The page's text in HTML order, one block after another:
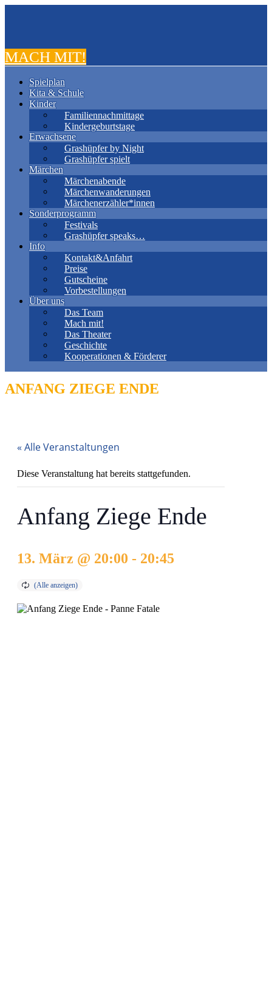
MACH MIT!
Spielplan
Kita & Schule
Kinder
Familiennachmittage
Kindergeburtstage
Erwachsene
Grashüpfer by Night
Grashüpfer spielt
Märchen
Märchenabende
Märchenwanderungen
Märchenerzähler*innen
Sonderprogramm
Festivals
Grashüpfer speaks…
Info
Kontakt&Anfahrt
Preise
Gutscheine
Vorbestellungen
Über uns
Das Team
Mach mit!
Das Theater
Geschichte
Kooperationen & Förderer
ANFANG ZIEGE ENDE
« Alle Veranstaltungen
Diese Veranstaltung hat bereits stattgefunden.
Anfang Ziege Ende
13. März @ 20:00 - 20:45